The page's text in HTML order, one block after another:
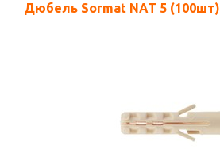
Дюбель Sormat NAT 5 (100шт)